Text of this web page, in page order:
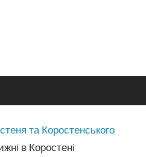
та Коростенського
в Коростені